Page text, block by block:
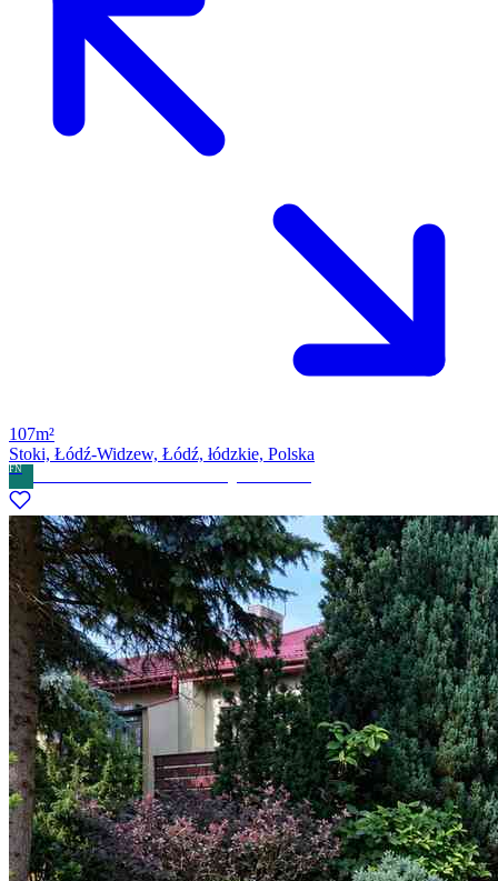
107m²
Stoki, Łódź-Widzew, Łódź, łódzkie, Polska
FN